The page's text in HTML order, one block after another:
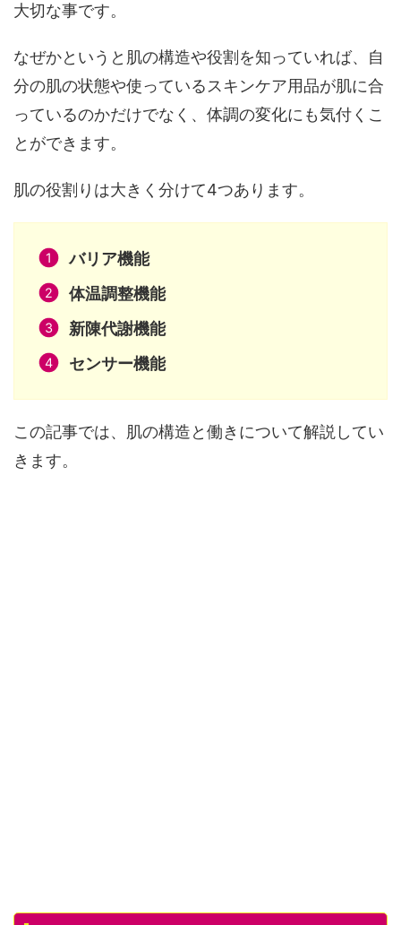
大切な事です。
なぜかというと肌の構造や役割を知っていれば、自
分の肌の状態や使っているスキンケア用品が肌に合
っているのかだけでなく、体調の変化にも気付くこ
とができます。
肌の役割りは大きく分けて4つあります。
バリア機能
体温調整機能
新陳代謝機能
センサー機能
この記事では、肌の構造と働きについて解説してい
きます。